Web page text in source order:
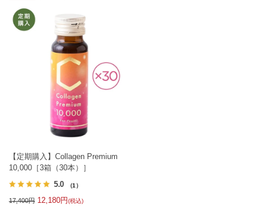
【定期購入】Collagen Premium
10,000［3箱（30本）］
5.0 （1）
17,400円 12,180円(税込)